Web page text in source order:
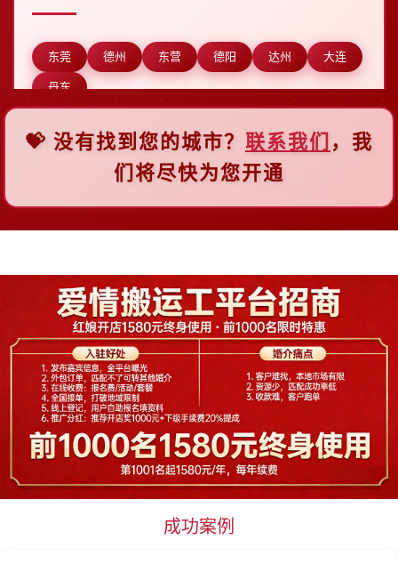
东莞 德州 东营 德阳 达州 大连
丹东
G
广州 贵阳
💝 没有找到您的城市？ 联系我们 ，我
们将尽快为您开通
成功案例